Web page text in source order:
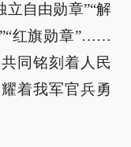
立自由勋章”“解
红旗勋章”……
同铭刻着人民
着我军官兵勇